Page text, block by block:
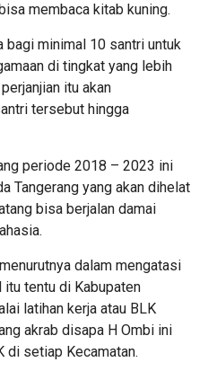
membaca kitab kuning.
bagi minimal 10 santri untuk
di tingkat yang lebih
itu akan
tersebut hingga
periode 2018 – 2023 ini
Tangerang yang akan dihelat
bisa berjalan damai
dalam mengatasi
itu tentu di Kabupaten
latihan kerja atau BLK
akrab disapa H Ombi ini
di setiap Kecamatan.